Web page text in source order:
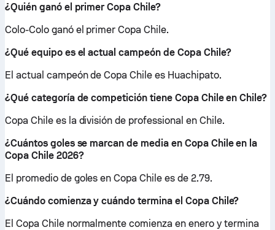
¿Quién ganó el primer Copa Chile?
Colo-Colo ganó el primer Copa Chile.
¿Qué equipo es el actual campeón de Copa Chile?
El actual campeón de Copa Chile es Huachipato.
¿Qué categoría de competición tiene Copa Chile en Chile?
Copa Chile es la división de professional en Chile.
¿Cuántos goles se marcan de media en Copa Chile en la
Copa Chile 2026?
El promedio de goles en Copa Chile es de 2.79.
¿Cuándo comienza y cuándo termina el Copa Chile?
El Copa Chile normalmente comienza en enero y termina